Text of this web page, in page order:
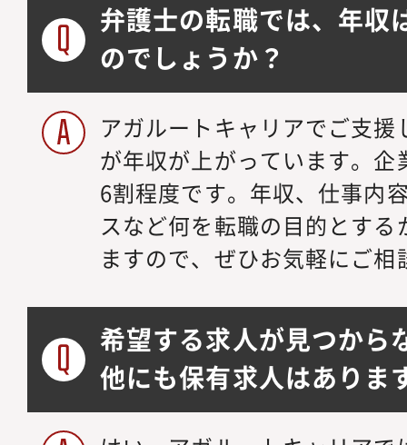
弁護士の転職では、年収
のでしょうか？
アガルートキャリアでご支
が年収が上がっています。
6割程度です。年収、仕事内
スなど何を転職の目的とす
ますので、ぜひお気軽にご相
希望する求人が見つから
他にも保有求人はありま